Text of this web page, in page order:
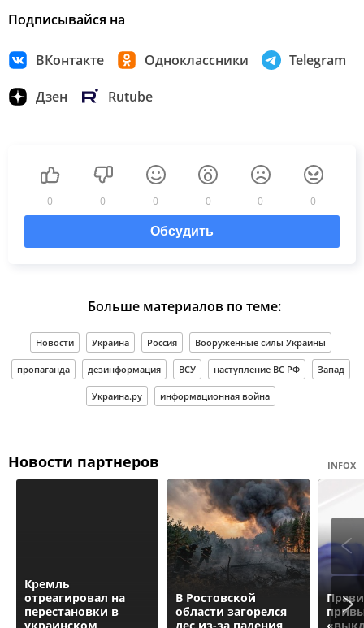
Подписывайся на
ВКонтакте Одноклассники Telegram
Дзен Rutube
0 0 0 0 0 0
Обсудить
Больше материалов по теме:
Новости Украина Россия Вооруженные силы Украины
пропаганда дезинформация ВСУ наступление ВС РФ Запад
Украина.ру информационная война
Новости партнеров INFOX
Кремль
отреагировал на
перестановки в
В Ростовской
области загорелся